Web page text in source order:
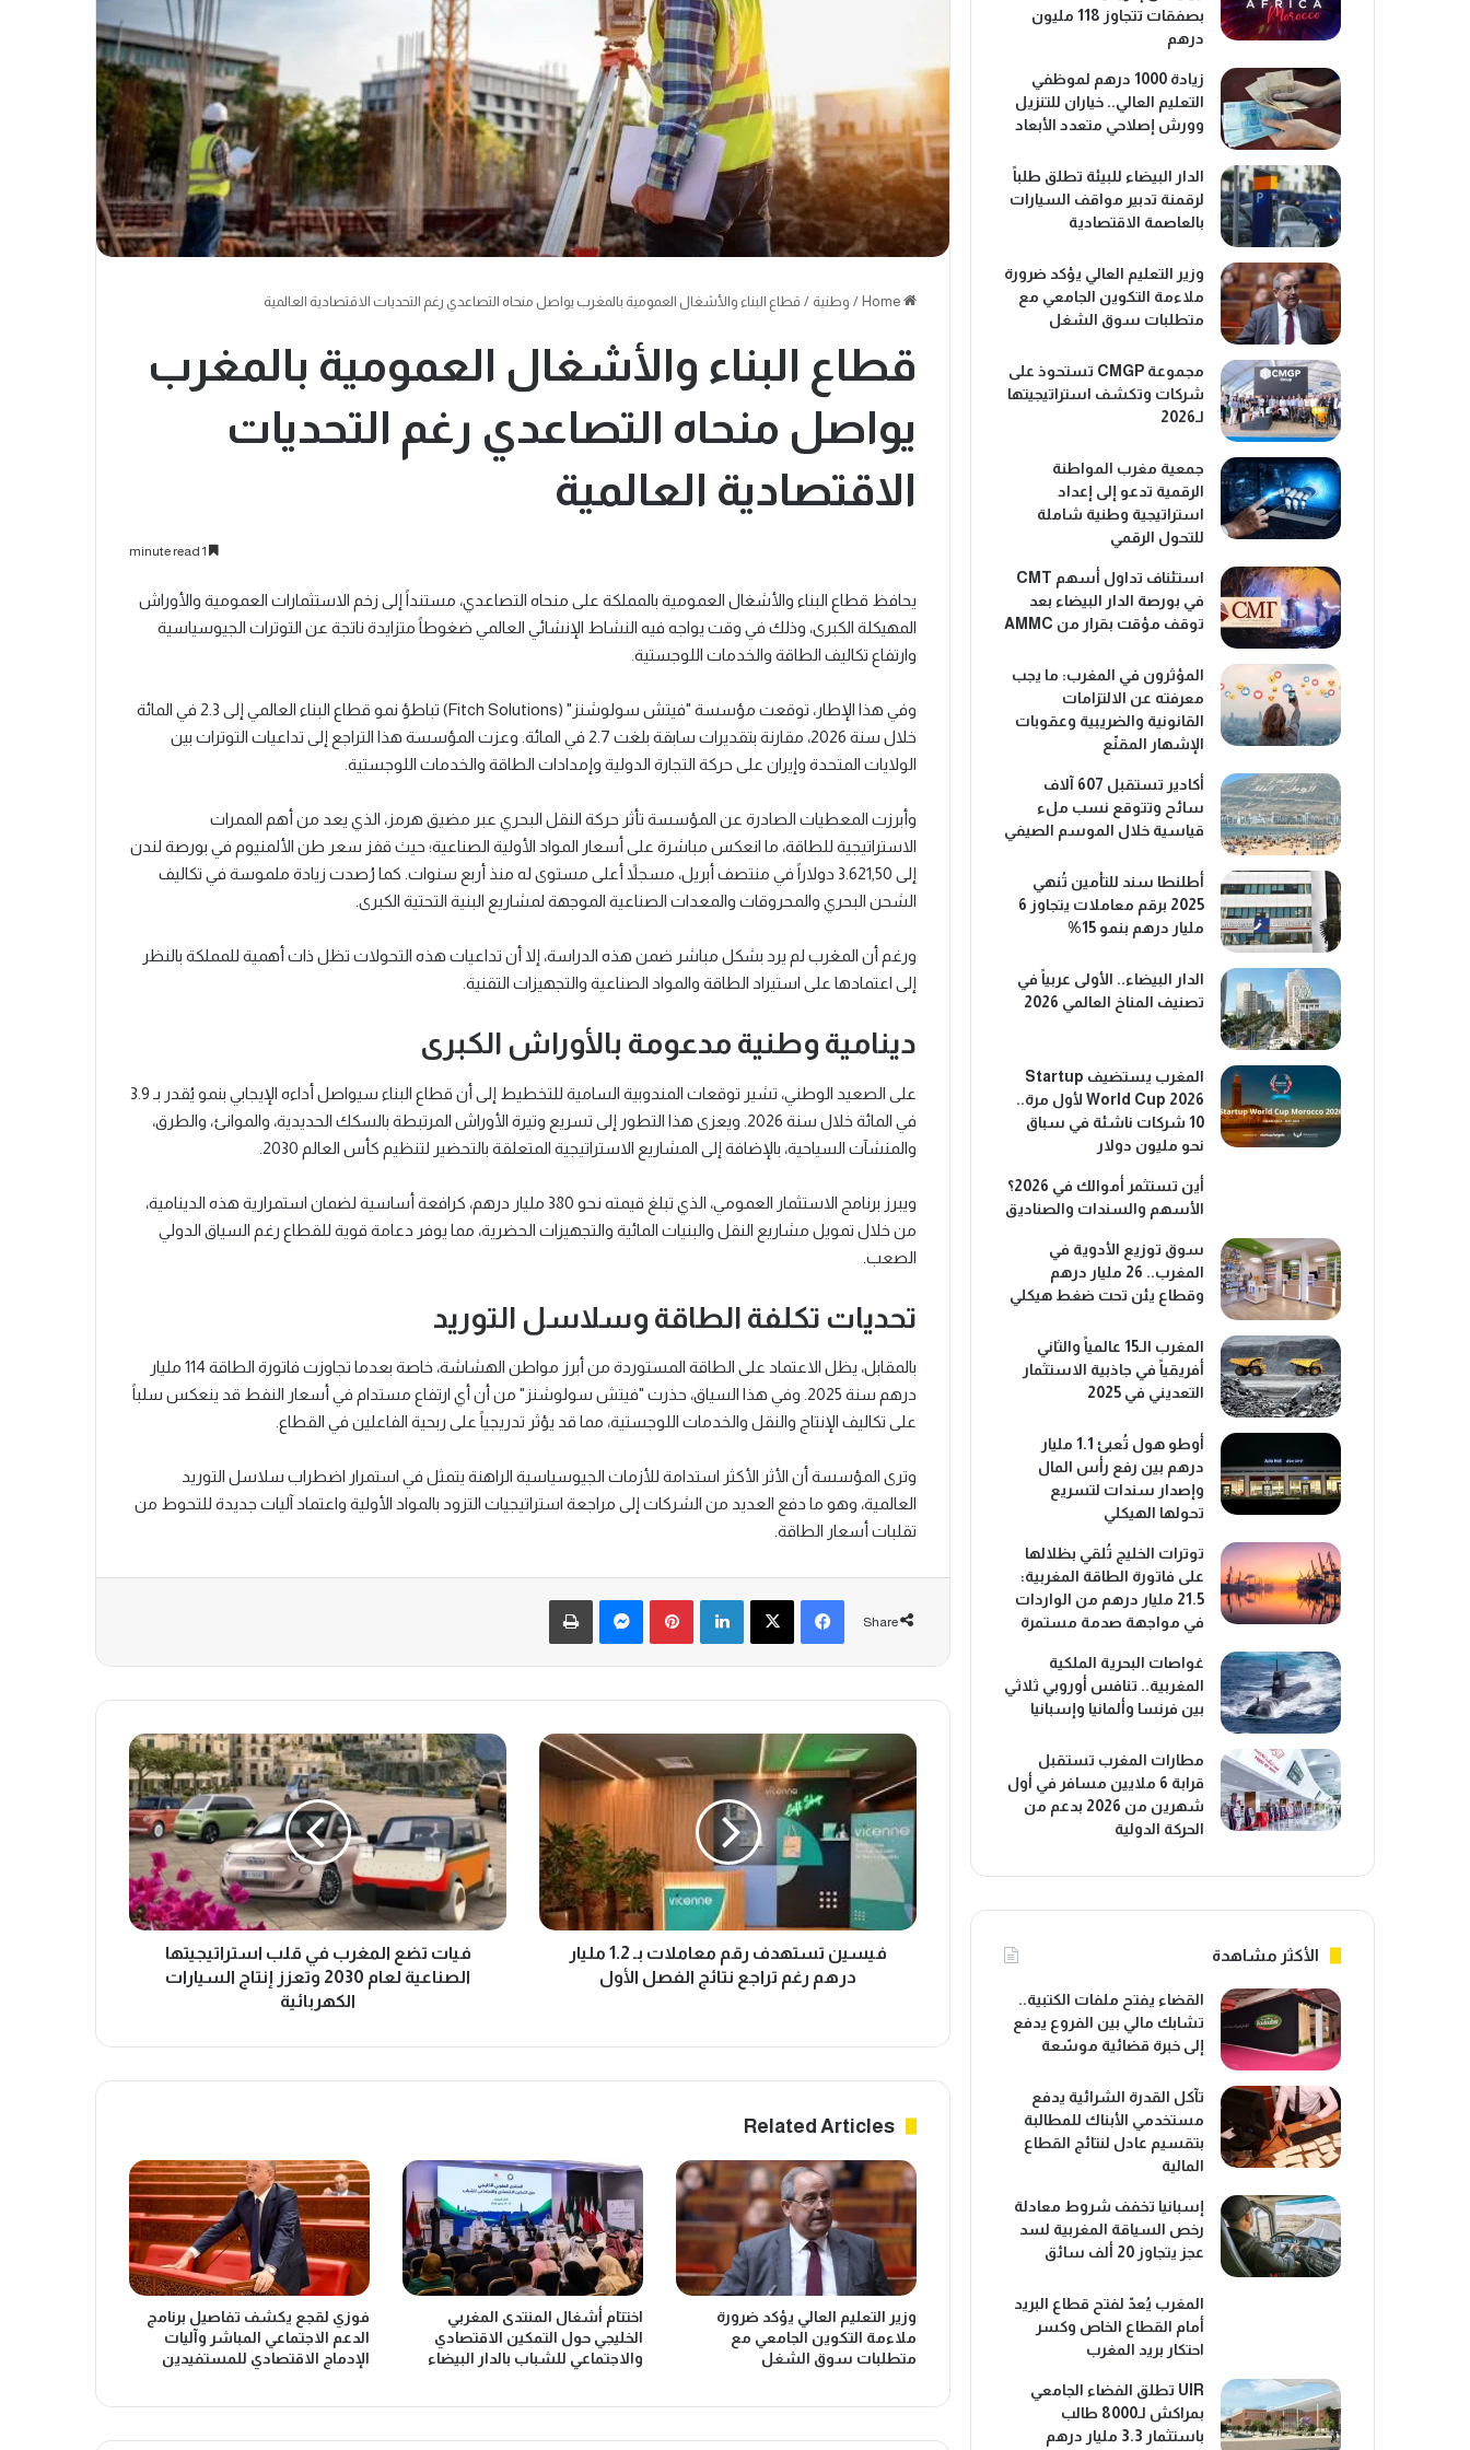
/ وطنية / قطاع البناء والأشغال العمومية بالمغرب يواصل منحاه التصاعدي رغم التحديات الاقتصادية العالمية
قطاع البناء والأشغال العمومية بالمغرب
يواصل منحاه التصاعدي رغم التحديات
الاقتصادية العالمية
يحافظ قطاع البناء والأشغال العمومية بالمملكة على منحاه التصاعدي، مستنداً إلى زخم الاستثمارات العمومية والأوراش
المهيكلة الكبرى، وذلك في وقت يواجه فيه النشاط الإنشائي العالمي ضغوطاً متزايدة ناتجة عن التوترات الجيوسياسية
وارتفاع تكاليف الطاقة والخدمات اللوجستية.
وفي هذا الإطار، توقعت مؤسسة "فيتش سولوشنز" (Fitch Solutions) تباطؤ نمو قطاع البناء العالمي إلى 2.3 في المائة
خلال سنة 2026، مقارنة بتقديرات سابقة بلغت 2.7 في المائة. وعزت المؤسسة هذا التراجع إلى تداعيات التوترات بين
الولايات المتحدة وإيران على حركة التجارة الدولية وإمدادات الطاقة والخدمات اللوجستية.
وأبرزت المعطيات الصادرة عن المؤسسة تأثر حركة النقل البحري عبر مضيق هرمز، الذي يعد من أهم الممرات
الاستراتيجية للطاقة، ما انعكس مباشرة على أسعار المواد الأولية الصناعية؛ حيث قفز سعر طن الألمنيوم في بورصة لندن
إلى 3.621,50 دولاراً في منتصف أبريل، مسجلاً أعلى مستوى له منذ أربع سنوات. كما رُصدت زيادة ملموسة في تكاليف
الشحن البحري والمحروقات والمعدات الصناعية الموجهة لمشاريع البنية التحتية الكبرى.
ورغم أن المغرب لم يرد بشكل مباشر ضمن هذه الدراسة، إلا أن تداعيات هذه التحولات تظل ذات أهمية للمملكة بالنظر
إلى اعتمادها على استيراد الطاقة والمواد الصناعية والتجهيزات التقنية.
دينامية وطنية مدعومة بالأوراش الكبرى
على الصعيد الوطني، تشير توقعات المندوبية السامية للتخطيط إلى أن قطاع البناء سيواصل أداءه الإيجابي بنمو يُقدر بـ 3.9
في المائة خلال سنة 2026. ويعزى هذا التطور إلى تسريع وتيرة الأوراش المرتبطة بالسكك الحديدية، والموانئ، والطرق،
والمنشآت السياحية، بالإضافة إلى المشاريع الاستراتيجية المتعلقة بالتحضير لتنظيم كأس العالم 2030.
ويبرز برنامج الاستثمار العمومي، الذي تبلغ قيمته نحو 380 مليار درهم، كرافعة أساسية لضمان استمرارية هذه الدينامية،
من خلال تمويل مشاريع النقل والبنيات المائية والتجهيزات الحضرية، مما يوفر دعامة قوية للقطاع رغم السياق الدولي
الصعب.
تحديات تكلفة الطاقة وسلاسل التوريد
بالمقابل، يظل الاعتماد على الطاقة المستوردة من أبرز مواطن الهشاشة، خاصة بعدما تجاوزت فاتورة الطاقة 114 مليار
درهم سنة 2025. وفي هذا السياق، حذرت "فيتش سولوشنز" من أن أي ارتفاع مستدام في أسعار النفط قد ينعكس سلباً
على تكاليف الإنتاج والنقل والخدمات اللوجستية، مما قد يؤثر تدريجياً على ربحية الفاعلين في القطاع.
وترى المؤسسة أن الأثر الأكثر استدامة للأزمات الجيوسياسية الراهنة يتمثل في استمرار اضطراب سلاسل التوريد
العالمية، وهو ما دفع العديد من الشركات إلى مراجعة استراتيجيات التزود بالمواد الأولية واعتماد آليات جديدة للتحوط من
تقلبات أسعار الطاقة.
Share
Facebook
X
LinkedIn
ف
ي
س
ي
ن
س
ت
ه
م
م
ا
ت
ب
1
2
م
ل
ا
فيسين تستهدف رقم معاملات بـ 1.2 مليار
درهم رغم تراجع نتائج الفصل الأول
ف
ي
ا
ت
ت
ض
ع
ا
ل
ف
ا
س
ت
ر
ا
ت
ي
ج
ت
ا
فيات تضع المغرب في قلب استراتيجيتها
الصناعية لعام 2030 وتعزز إنتاج السيارات
الكهربائية
Related Articles
وزير التعليم العالي يؤكد ضرورة
ملاءمة التكوين الجامعي مع
متطلبات سوق الشغل
اختتام أشغال المنتدى المغربي
الخليجي حول التمكين الاقتصادي
والاجتماعي للشباب بالدار البيضاء
فوزي لقجع يكشف تفاصيل برنامج
الدعم الاجتماعي المباشر وآليات
الإدماج الاقتصادي للمستفيدين
بصفقات تتجاوز 118 مليون
درهم
زيادة 1000 درهم لموظفي
التعليم العالي.. خياران للتنزيل
وورش إصلاحي متعدد الأبعاد
الدار البيضاء للبيئة تطلق طلباً
لرقمنة تدبير مواقف السيارات
بالعاصمة الاقتصادية
وزير التعليم العالي يؤكد ضرورة
ملاءمة التكوين الجامعي مع
متطلبات سوق الشغل
مجموعة CMGP تستحوذ على
شركات وتكشف استراتيجيتها
لـ2026
جمعية مغرب المواطنة
الرقمية تدعو إلى إعداد
استراتيجية وطنية شاملة
للتحول الرقمي
استئناف تداول أسهم CMT
في بورصة الدار البيضاء بعد
توقف مؤقت بقرار من AMMC
المؤثرون في المغرب: ما يجب
معرفته عن الالتزامات
القانونية والضريبية وعقوبات
الإشهار المقنّع
أكادير تستقبل 607 آلاف
سائح وتتوقع نسب ملء
قياسية خلال الموسم الصيفي
أطلنطا سند للتأمين تُنهي
2025 برقم معاملات يتجاوز 6
مليار درهم بنمو 15%
الدار البيضاء.. الأولى عربياً في
تصنيف المناخ العالمي 2026
المغرب يستضيف Startup
World Cup 2026 لأول مرة..
10 شركات ناشئة في سباق
نحو مليون دولار
أين تستثمر أموالك في 2026؟
الأسهم والسندات والصناديق
سوق توزيع الأدوية في
المغرب.. 26 مليار درهم
وقطاع يئن تحت ضغط هيكلي
المغرب الـ15 عالمياً والثاني
أفريقياً في جاذبية الاستثمار
التعديني في 2025
أوطو هول تُعبئ 1.1 مليار
درهم بين رفع رأس المال
وإصدار سندات لتسريع
تحولها الهيكلي
توترات الخليج تُلقي بظلالها
على فاتورة الطاقة المغربية:
21.5 مليار درهم من الواردات
في مواجهة صدمة مستمرة
غواصات البحرية الملكية
المغربية.. تنافس أوروبي ثلاثي
بين فرنسا وألمانيا وإسبانيا
مطارات المغرب تستقبل
قرابة 6 ملايين مسافر في أول
شهرين من 2026 بدعم من
الحركة الدولية
الأكثر مشاهدة
القضاء يفتح ملفات الكتبية..
تشابك مالي بين الفروع يدفع
إلى خبرة قضائية موسّعة
تآكل القدرة الشرائية يدفع
مستخدمي الأبناك للمطالبة
بتقسيم عادل لنتائج القطاع
المالية
إسبانيا تخفف شروط معادلة
رخص السياقة المغربية لسد
عجز يتجاوز 20 ألف سائق
المغرب يُعدّ لفتح قطاع البريد
أمام القطاع الخاص وكسر
احتكار بريد المغرب
UIR تطلق الفضاء الجامعي
بمراكش لـ8000 طالب
باستثمار 3.3 مليار درهم